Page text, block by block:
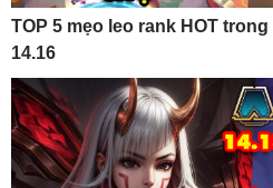
TOP 5 mẹo leo rank HOT
14.16